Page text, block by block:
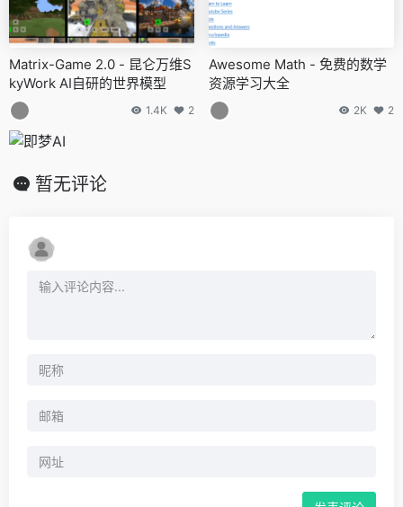
Matrix-Game 2.0 - 昆仑万维S
kyWork AI自研的世界模型
1.4K 2
Awesome Math - 免费的数学
资源学习大全
2K 2
暂无评论